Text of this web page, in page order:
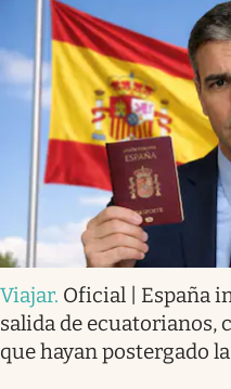
Viajar. Oficial | España
salida de ecuatorianos,
que hayan postergado